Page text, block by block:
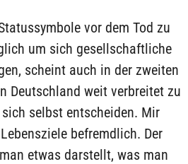
vor dem Tod zu
um sich gesellschaftliche
scheint auch in der zweiten
Deutschland weit verbreitet zu
selbst entscheiden. Mir
befremdlich. Der
etwas darstellt, was man